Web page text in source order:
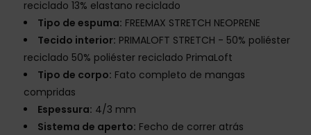
reciclado 13% elastano reciclado
Tipo de espuma: FREEMAX STRETCH NEOPRENE
Tecido interior: PRIMALOFT STRETCH - 50% poliéster
reciclado 50% poliéster reciclado PrimaLoft
Tipo de corpo: Fato completo de mangas
compridas
Espessura: 4/3 mm
Sistema de aperto: Fecho de correr atrás